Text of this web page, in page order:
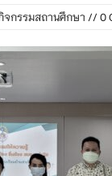
รรม SAFETY FOR
จกรรมสถานศึกษา // 0